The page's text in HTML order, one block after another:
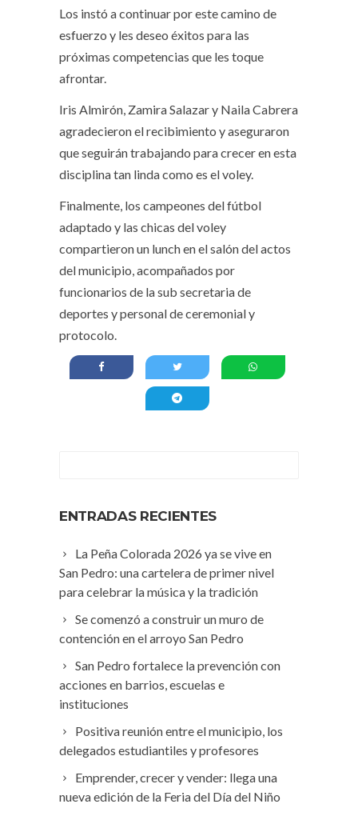
Los instó a continuar por este camino de
esfuerzo y les deseo éxitos para las
próximas competencias que les toque
afrontar.
Iris Almirón, Zamira Salazar y Naila Cabrera
agradecieron el recibimiento y aseguraron
que seguirán trabajando para crecer en esta
disciplina tan linda como es el voley.
Finalmente, los campeones del fútbol
adaptado y las chicas del voley
compartieron un lunch en el salón del actos
del municipio, acompañados por
funcionarios de la sub secretaria de
deportes y personal de ceremonial y
protocolo.
ENTRADAS RECIENTES
La Peña Colorada 2026 ya se vive en
San Pedro: una cartelera de primer nivel
para celebrar la música y la tradición
Se comenzó a construir un muro de
contención en el arroyo San Pedro
San Pedro fortalece la prevención con
acciones en barrios, escuelas e
instituciones
Positiva reunión entre el municipio, los
delegados estudiantiles y profesores
Emprender, crecer y vender: llega una
nueva edición de la Feria del Día del Niño